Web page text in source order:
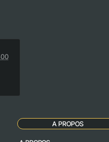
A PROPOS